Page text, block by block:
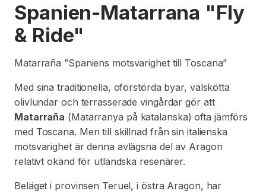
Spanien-Matarrana "Fly
& Ride"
Matarraña ”Spaniens motsvarighet till Toscana”
Med sina traditionella, oförstörda byar, välskötta
olivlundar och terrasserade vingårdar gör att
Matarraña (Matarranya på katalanska) ofta jämförs
med Toscana. Men till skillnad från sin italienska
motsvarighet är denna avlägsna del av Aragon
relativt okänd för utländska resenärer.
Beläget i provinsen Teruel, i östra Aragon, har